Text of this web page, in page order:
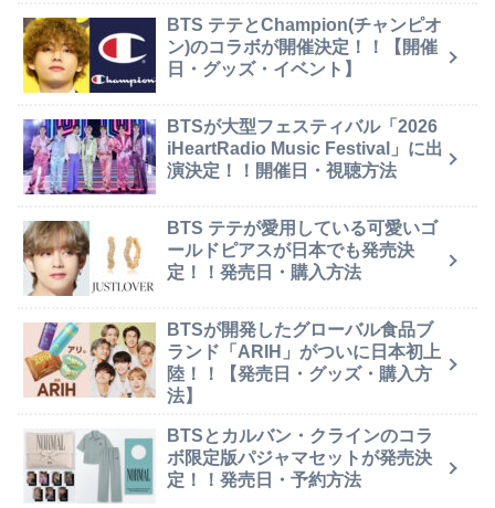
BTS テテとChampion(チャンピオ
ン)のコラボが開催決定！！【開催
日・グッズ・イベント】
BTSが大型フェスティバル「2026
iHeartRadio Music Festival」に出
演決定！！開催日・視聴方法
BTS テテが愛用している可愛いゴ
ールドピアスが日本でも発売決
定！！発売日・購入方法
BTSが開発したグローバル食品ブ
ランド「ARIH」がついに日本初上
陸！！【発売日・グッズ・購入方
法】
BTSとカルバン・クラインのコラ
ボ限定版パジャマセットが発売決
定！！発売日・予約方法